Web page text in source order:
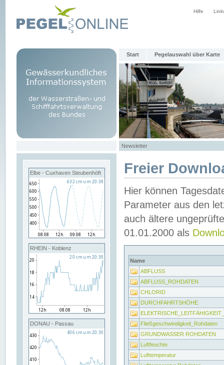
Hilfe
Start Pegelauswahl über Karte
Newsletter
Elbe - Cuxhaven Steubenhöft
RHEIN - Koblenz
DONAU - Passau
Freier
Hier können
Parameter aus den
auch ältere
01.01.2000 als
Name
ABFLUSS
ABFLUSS_ROHDATEN
CHLORID
DURCHFAHRTSHÖHE
Fließgeschwindigkeit_Rohdaten
GRUNDWASSER ROHDATEN
Luftfeuchte
Lufttemperatur